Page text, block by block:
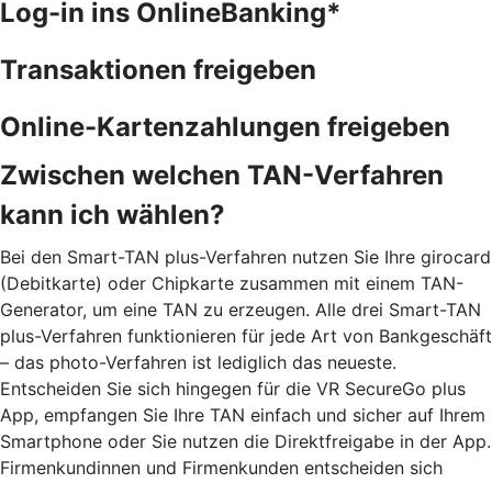
Log-in ins OnlineBanking*
Transaktionen freigeben
Online-Kartenzahlungen freigeben
Zwischen welchen TAN-Verfahren
kann ich wählen?
Bei den Smart-TAN plus-Verfahren nutzen Sie Ihre girocard
(Debitkarte) oder Chipkarte zusammen mit einem TAN-
Generator, um eine TAN zu erzeugen. Alle drei Smart-TAN
plus-Verfahren funktionieren für jede Art von Bankgeschäft
– das photo-Verfahren ist lediglich das neueste.
Entscheiden Sie sich hingegen für die VR SecureGo plus
App, empfangen Sie Ihre TAN einfach und sicher auf Ihrem
Smartphone oder Sie nutzen die Direktfreigabe in der App.
Firmenkundinnen und Firmenkunden entscheiden sich